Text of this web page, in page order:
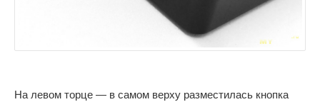
На левом торце — в самом верху разместилась кнопка